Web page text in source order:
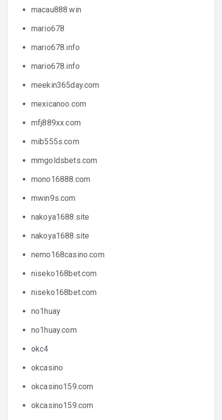
macau888.win
mario678
mario678.info
mario678.info
meekin365day.com
mexicanoo.com
mfj889xx.com
mib555s.com
mmgoldsbets.com
mono16888.com
mwin9s.com
nakoya1688.site
nakoya1688.site
nemo168casino.com
niseko168bet.com
niseko168bet.com
no1huay
no1huay.com
okc4
okcasino
okcasino159.com
okcasino159.com